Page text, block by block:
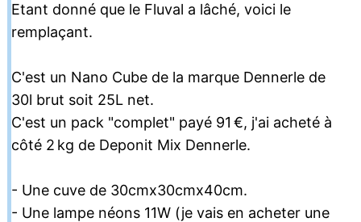
Etant donné que le Fluval a lâché, voici le
remplaçant.
C'est un Nano Cube de la marque Dennerle de
30l brut soit 25L net.
C'est un pack "complet" payé 91 €, j'ai acheté à
côté 2 kg de Deponit Mix Dennerle.
- Une cuve de 30cmx30cmx40cm.
- Une lampe néons 11W (je vais en acheter une